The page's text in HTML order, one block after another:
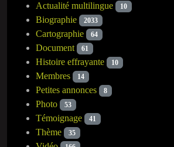
Actualité multilingue 10
Biographie 2033
Cartographie 64
Document 61
Histoire effrayante 10
Membres 14
Petites annonces 8
Photo 53
Témoignage 41
Thème 35